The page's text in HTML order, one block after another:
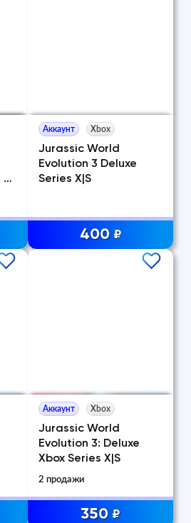
Аккаунт Xbox
Jurassic World
Evolution 3 Deluxe
Series X|S
400 ₽
Аккаунт Xbox
Jurassic World
Evolution 3: Deluxe
Xbox Series X|S
2 продажи
350 ₽